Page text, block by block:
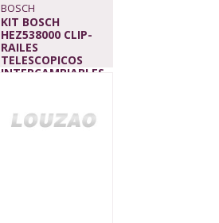
BOSCH
KIT BOSCH
HEZ538000 CLIP-
RAILES
TELESCOPICOS
INTERCAMBIABLES